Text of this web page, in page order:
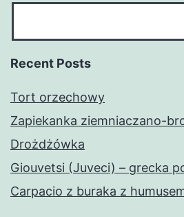
Recent Posts
Tort orzechowy
Zapiekanka ziemniaczano-
Drożdżówka
Giouvetsi (Juveci) – grecka
Carpacio z buraka z